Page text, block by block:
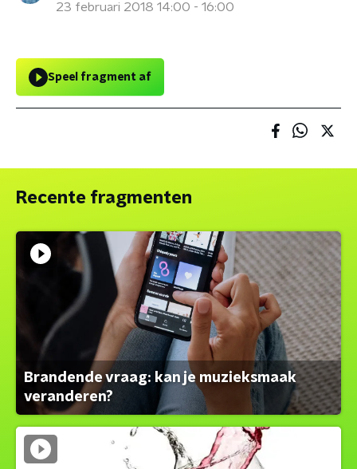
23 februari 2018 14:00 - 16:00
Speel fragment af
Recente fragmenten
Brandende vraag: kan je muzieksmaak
veranderen?